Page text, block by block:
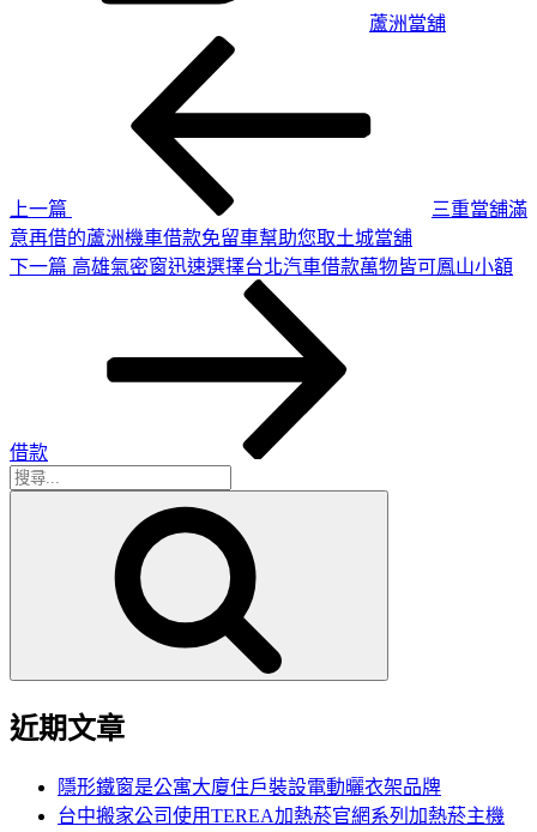
蘆洲當舖
上一篇
三重當舖滿
意再借的蘆洲機車借款免留車幫助您取土城當舖
下
下一篇 高雄氣密窗迅速選擇台北汽車借款萬物皆可鳳山小額
借款
搜
近期文章
隱形鐵窗是公寓大廈住戶裝設電動曬衣架品牌
台中搬家公司使用TEREA加熱菸官網系列加熱菸主機